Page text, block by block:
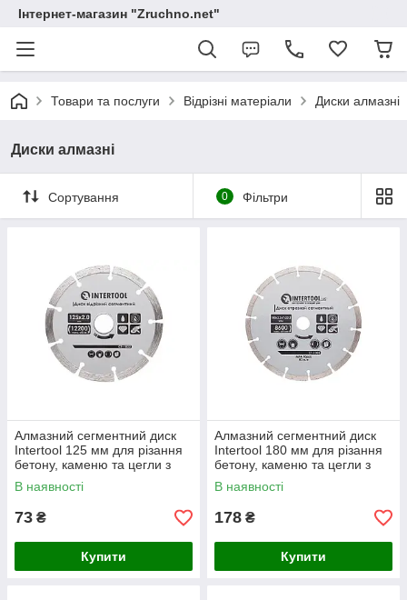
Інтернет-магазин "Zruchno.net"
Товари та послуги Відрізні матеріали Диски алмазні
Диски алмазні
Сортування 0 Фільтри
Алмазний сегментний диск
Intertool 125 мм для різання
бетону, каменю та цегли з
відведенням пилу, висота
кромки 7 мм
В наявності
73 ₴
Купити
Алмазний сегментний диск
Intertool 180 мм для різання
бетону, каменю та цегли з
відведенням пилу, висота
кромки 7 мм
В наявності
178 ₴
Купити